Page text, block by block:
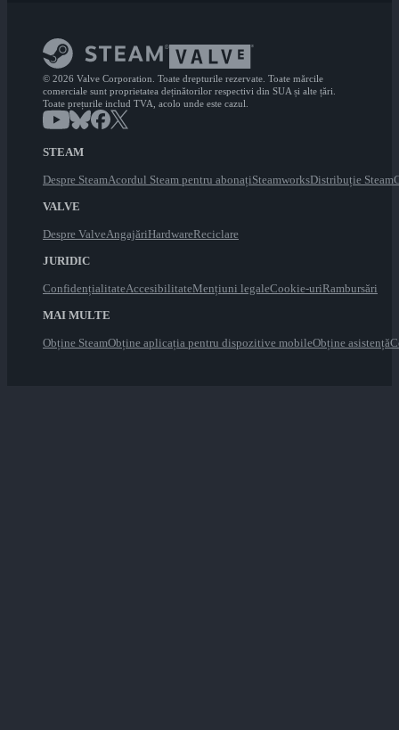
© 2026 Valve Corporation. Toate drepturile rezervate. Toate mărcile
comerciale sunt proprietatea deținătorilor respectivi din SUA și alte țări.
Toate prețurile includ TVA, acolo unde este cazul.
STEAM
Despre SteamAcordul Steam pentru abonațiSteamworksDistribuție Steam
VALVE
Despre ValveAngajăriHardwareReciclare
JURIDIC
ConfidențialitateAccesibilitateMențiuni legaleCookie-uriRambursări
MAI MULTE
Obține SteamObține aplicația pentru dispozitive mobileObține asistență